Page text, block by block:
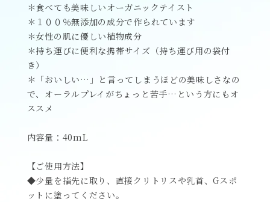
＊食べても美味しいオーガニックテイスト
＊１００％無添加の成分で作られています
＊女性の肌に優しい植物成分
＊持ち運びに便利な携帯サイズ（持ち運び用の袋付
き）
＊「おいしい…」と言ってしまうほどの美味しさなの
で、オーラルプレイがちょっと苦手…という方にもオ
ススメ
内容量：40mL
【ご使用方法】
◆少量を指先に取り、直接クリトリスや乳首、Gスポ
ットに塗ってください。